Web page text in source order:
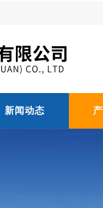
新闻动态